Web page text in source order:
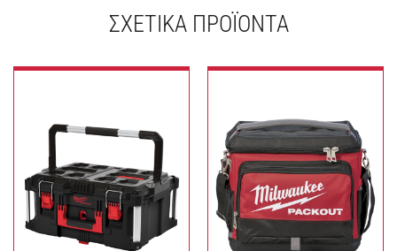
ΣΧΕΤΙΚΆ ΠΡΟΪΌΝΤΑ